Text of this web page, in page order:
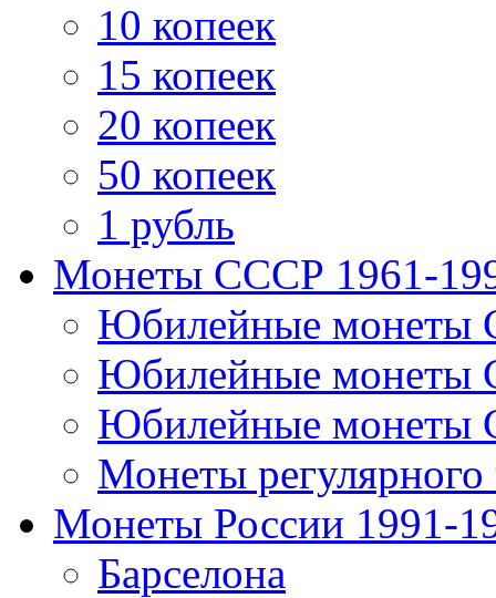
10 копеек
15 копеек
20 копеек
50 копеек
1 рубль
Монеты СССР 1961-
Юбилейные монеты
Юбилейные
Юбилейные
Монеты
Монеты России 1991-
Барселона